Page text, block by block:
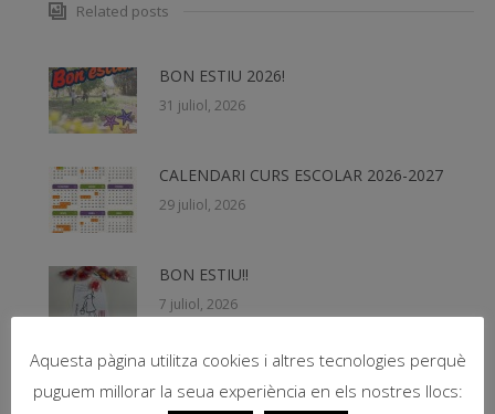
Related posts
BON ESTIU 2026!
31 juliol, 2026
CALENDARI CURS ESCOLAR 2026-2027
29 juliol, 2026
BON ESTIU!!
7 juliol, 2026
Teachers Summer School 2026
19 juny, 2026
Aquesta pàgina utilitza cookies i altres tecnologies perquè
puguem millorar la seua experiència en els nostres llocs: